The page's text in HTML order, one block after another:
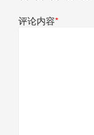
评论内容*